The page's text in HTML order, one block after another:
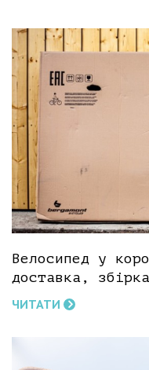
Велосипед у
доставка,
ЧИТАТИ